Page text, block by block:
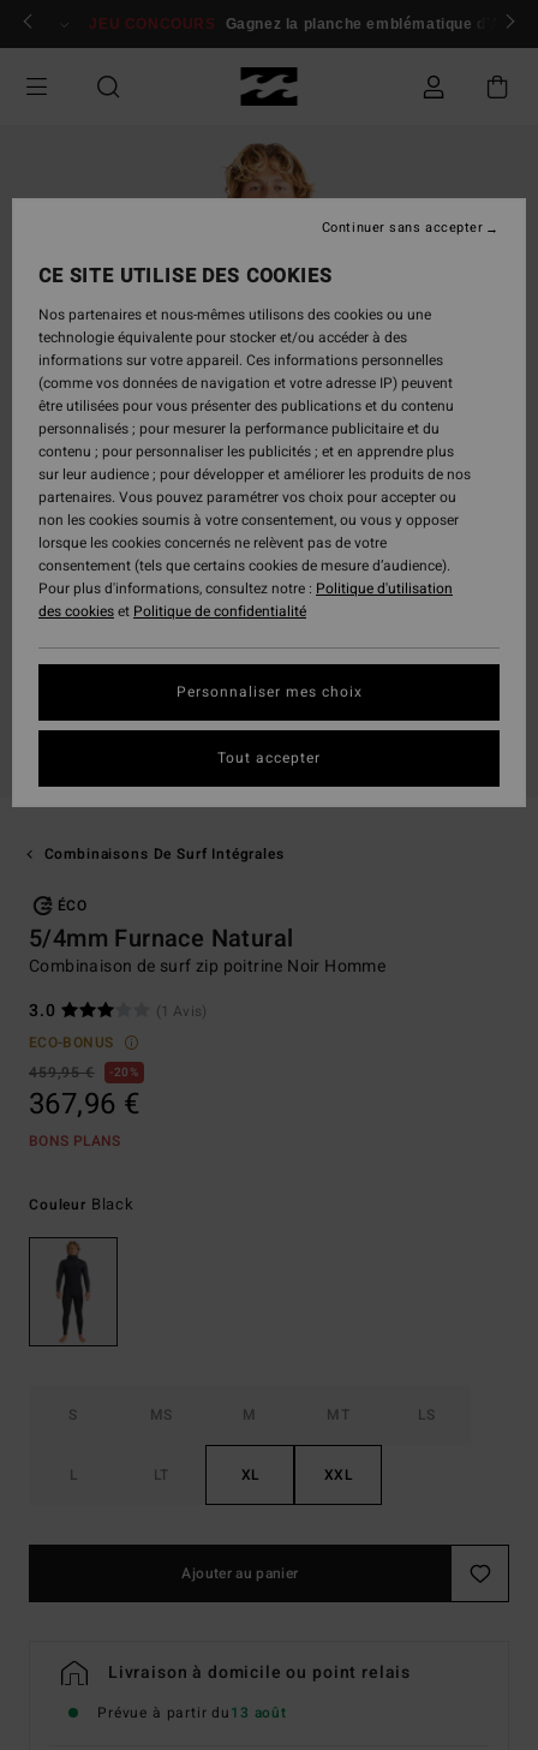
Passer
Se connecter / s'inscrire
JEU CONCOURS Gagnez la planche emblématique d'Andy
Combinaisons De Surf Intégrales
ÉCO
5/4mm Furnace Natural
Combinaison de surf zip poitrine Noir Homme
3.0
(1 Avis)
ECO-BONUS
459,95 €
20%
367,96 €
BONS PLANS
Couleur Black
S MS M MT LS
L LT XL XXL
Ajouter au panier
Livraison à domicile ou point relais
Prévue à partir du13 août
CE SITE UTILISE DES COOKIES
Nos partenaires et nous-mêmes utilisons des cookies ou une
technologie équivalente pour stocker et/ou accéder à des
informations sur votre appareil. Ces informations personnelles
(comme vos données de navigation et votre adresse IP) peuvent
être utilisées pour vous présenter des publications et du contenu
personnalisés ; pour mesurer la performance publicitaire et du
contenu ; pour personnaliser les publicités ; et en apprendre plus
sur leur audience ; pour développer et améliorer les produits de nos
partenaires. Vous pouvez paramétrer vos choix pour accepter ou
non les cookies soumis à votre consentement, ou vous y opposer
lorsque les cookies concernés ne relèvent pas de votre
consentement (tels que certains cookies de mesure d’audience).
Pour plus d'informations, consultez notre : Politique d'utilisation
des cookieset Politique de confidentialité
Personnaliser mes choix
Continuer sans accepter
Tout accepter